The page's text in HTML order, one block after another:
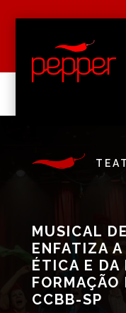
MUSICAL
ENFATIZA
ÉTICA E DA
CCBB-SP